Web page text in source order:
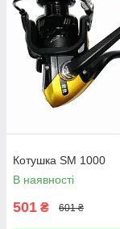
Котушка SM 1000
В наявності
501 ₴ 601 ₴